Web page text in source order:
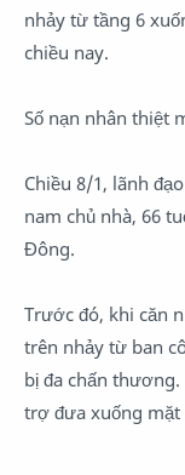
nhảy từ tầng 6
chiều nay.
Số nạn nhân thiệt
Chiều 8/1, lãnh
nam chủ nhà, 66
Đông.
Trước đó, khi căn
trên nhảy từ ban
bị đa chấn
trợ đưa xuống mặt